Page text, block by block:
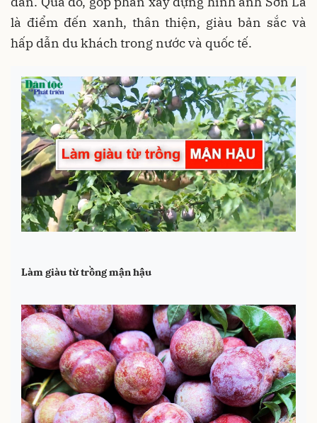
là điểm đến xanh, thân thiện, giàu bản sắc và
hấp dẫn du khách trong nước và quốc tế.
Làm giàu từ trồng mận hậu